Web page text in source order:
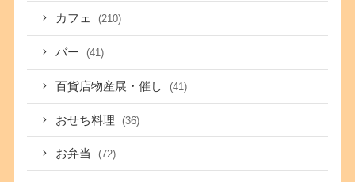
カフェ (210)
バー (41)
百貨店物産展・催し (41)
おせち料理 (36)
お弁当 (72)